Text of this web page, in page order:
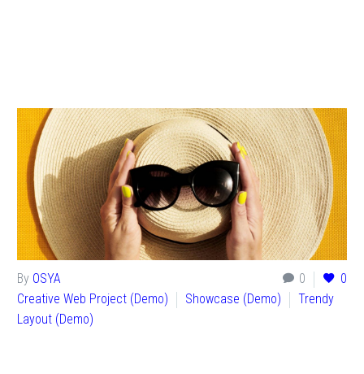
0 0
By OSYA
Creative Web Project (Demo)
Showcase (Demo)
Trendy
Layout (Demo)